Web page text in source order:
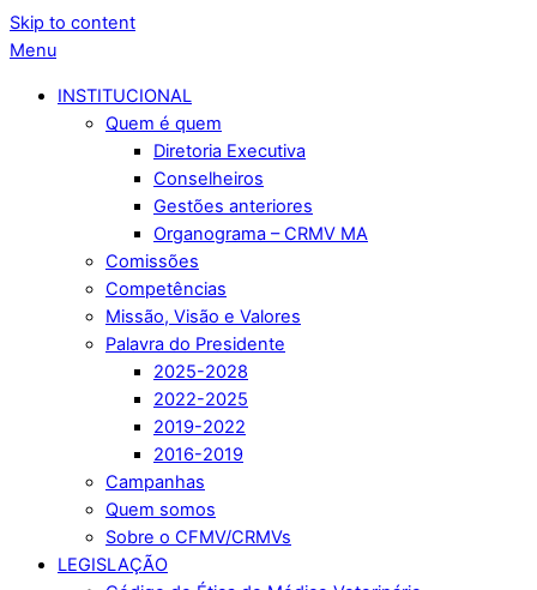
Skip to content
Menu
INSTITUCIONAL
Quem é quem
Diretoria Executiva
Conselheiros
Gestões anteriores
Organograma – CRMV MA
Comissões
Competências
Missão, Visão e Valores
Palavra do Presidente
2025-2028
2022-2025
2019-2022
2016-2019
Campanhas
Quem somos
Sobre o CFMV/CRMVs
LEGISLAÇÃO